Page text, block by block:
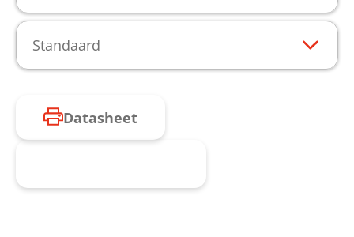
Standaard
Datasheet